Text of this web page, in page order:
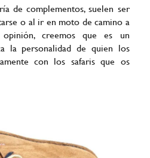
de complementos, suelen ser
o al ir en moto de camino a
creemos que es un
la personalidad de quien los
con los safaris que os